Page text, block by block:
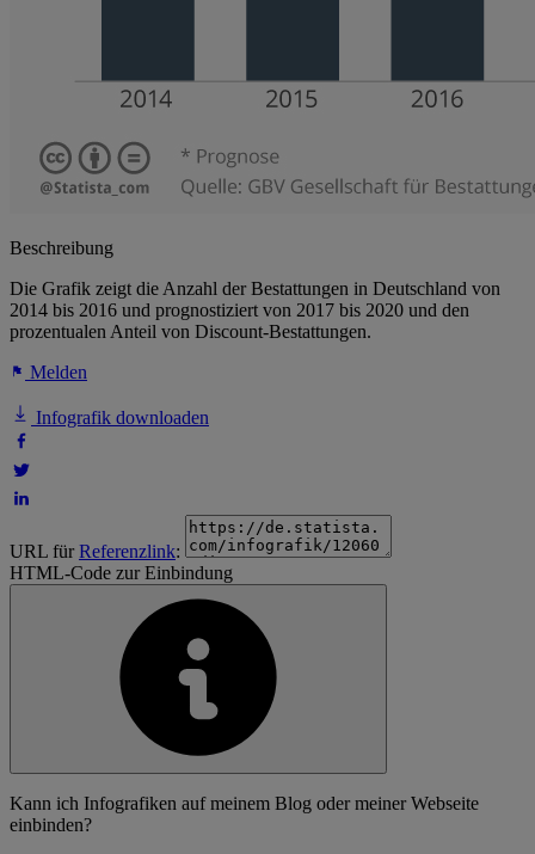
Beschreibung
Die Grafik zeigt die Anzahl der Bestattungen in Deutschland von
2014 bis 2016 und prognostiziert von 2017 bis 2020 und den
prozentualen Anteil von Discount-Bestattungen.
Melden
Infografik downloaden
URL fürReferenzlink:
HTML-Code zur Einbindung
Kann ich Infografiken auf meinem Blog oder meiner Webseite
einbinden?